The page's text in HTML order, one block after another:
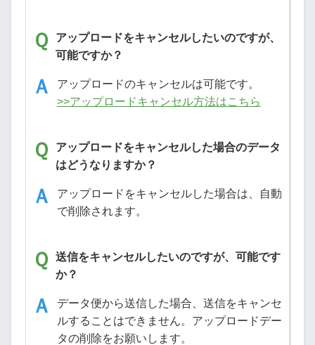
アップロードをキャンセルしたいのですが、
可能ですか？
アップロードのキャンセルは可能です。
>>アップロードキャンセル方法はこちら
アップロードをキャンセルした場合のデータ
はどうなりますか？
アップロードをキャンセルした場合は、自動
で削除されます。
送信をキャンセルしたいのですが、可能です
か？
データ便から送信した場合、送信をキャンセ
ルすることはできません。アップロードデー
タの削除をお願いします。